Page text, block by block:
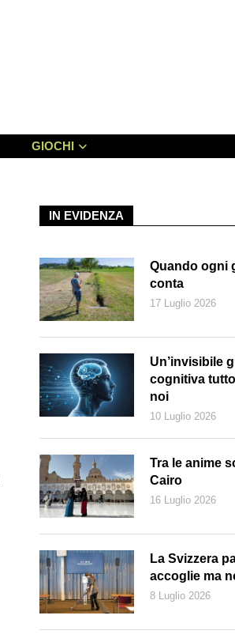
GIOCHI
IN EVIDENZA
Quando ogni
conta
17 Luglio 2026
Un’invisibile
cognitiva
noi
10 Luglio 2026
Tra le anime
Cairo
16 Luglio 2026
La Svizzera
accoglie ma
8 Luglio 2026